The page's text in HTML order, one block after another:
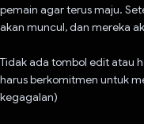
pemain agar terus maju.
akan muncul, dan mereka
Tidak ada tombol edit atau
harus berkomitmen untuk
kegagalan)